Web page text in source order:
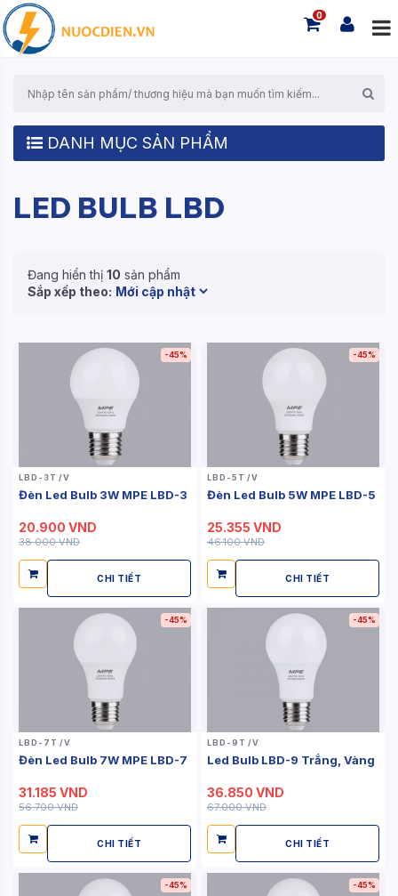
0
DANH MỤC SẢN PHẨM
LED BULB LBD
Đang hiển thị 10 sản phẩm
Sắp xếp theo:
-45%
LBD-3T /V
Đèn Led Bulb 3W MPE LBD-3
20.900 VND
38.000 VND
CHI TIẾT
-45%
LBD-5T /V
Đèn Led Bulb 5W MPE LBD-5
25.355 VND
46.100 VND
CHI TIẾT
-45%
LBD-7T /V
Đèn Led Bulb 7W MPE LBD-7
31.185 VND
56.700 VND
CHI TIẾT
-45%
LBD-9T /V
Led Bulb LBD-9 Trắng, Vàng
36.850 VND
67.000 VND
CHI TIẾT
-45% -45%